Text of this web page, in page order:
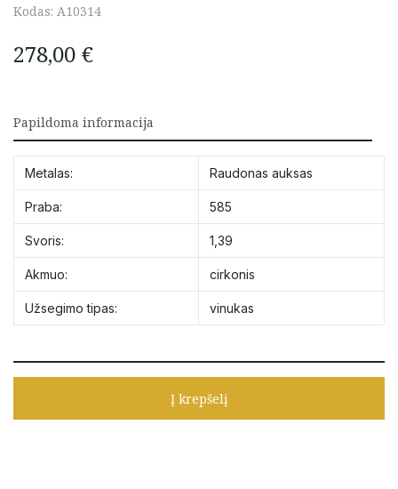
Kodas: A10314
278,00 €
Papildoma informacija
Metalas: Raudonas auksas
Praba: 585
Svoris: 1,39
Akmuo: cirkonis
Užsegimo tipas: vinukas
Į krepšelį